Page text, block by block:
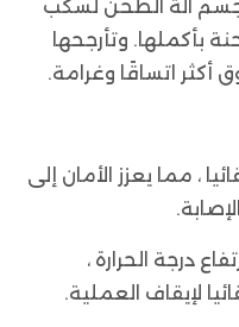
جسم آلة الطحن لسكب
بأكملها. وتأرجحها
اتساقًا وغرامة.
، مما يعزز الأمان إلى
درجة الحرارة ،
لإيقاف العملية.